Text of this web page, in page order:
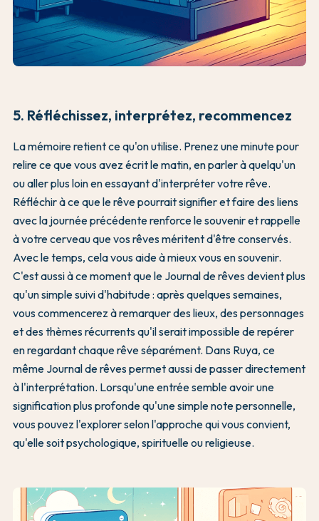
5. Réfléchissez, interprétez, recommencez
La mémoire retient ce qu'on utilise. Prenez une minute pour
relire ce que vous avez écrit le matin, en parler à quelqu'un
ou aller plus loin en essayant d'interpréter votre rêve.
Réfléchir à ce que le rêve pourrait signifier et faire des liens
avec la journée précédente renforce le souvenir et rappelle
à votre cerveau que vos rêves méritent d'être conservés.
Avec le temps, cela vous aide à mieux vous en souvenir.
C'est aussi à ce moment que le Journal de rêves devient plus
qu'un simple suivi d'habitude : après quelques semaines,
vous commencerez à remarquer des lieux, des personnages
et des thèmes récurrents qu'il serait impossible de repérer
en regardant chaque rêve séparément. Dans Ruya, ce
même Journal de rêves permet aussi de passer directement
à l'interprétation. Lorsqu'une entrée semble avoir une
signification plus profonde qu'une simple note personnelle,
vous pouvez l'explorer selon l'approche qui vous convient,
qu'elle soit psychologique, spirituelle ou religieuse.